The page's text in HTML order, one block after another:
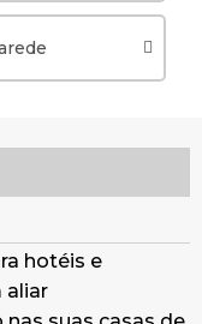
hotéis e
aliar